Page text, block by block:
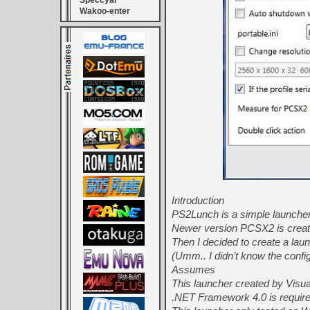
Wakoo-enter
Introduction
PS2Lunch is a simple
Newer version PCSX2 is
Then I decided to create a
(Umm.. I didn’t know the
Assumes
This launcher created by
.NET Framework 4.0 is